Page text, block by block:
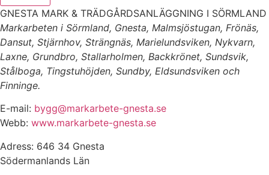
GNESTA MARK & TRÄDGÅRDSANLÄGGNING I SÖRMLAND
Markarbeten i Sörmland, Gnesta, Malmsjöstugan, Frönäs,
Dansut, Stjärnhov, Strängnäs, Marielundsviken, Nykvarn,
Laxne, Grundbro, Stallarholmen, Backkrönet, Sundsvik,
Stålboga, Tingstuhöjden, Sundby, Eldsundsviken och
Finninge.
E-mail: bygg@markarbete-gnesta.se
Webb: www.markarbete-gnesta.se
Adress: 646 34 Gnesta
Södermanlands Län